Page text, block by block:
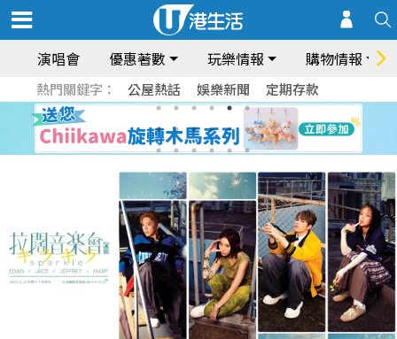
演唱會 優惠著數 玩樂情報 購物情報
熱門關鍵字： 公屋熱話 娛樂新聞 定期存款